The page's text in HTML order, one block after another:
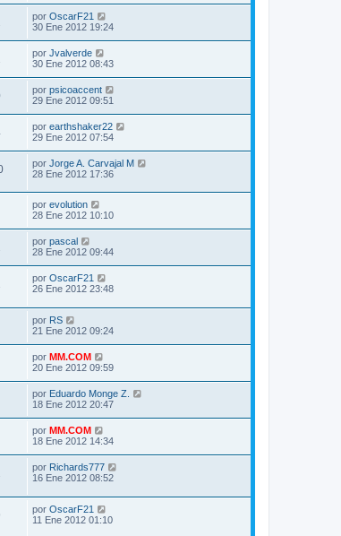
por OscarF21
30 Ene 2012 19:24
por Jvalverde
30 Ene 2012 08:43
por psicoaccent
29 Ene 2012 09:51
por earthshaker22
29 Ene 2012 07:54
por Jorge A. Carvajal M
28 Ene 2012 17:36
por evolution
28 Ene 2012 10:10
por pascal
28 Ene 2012 09:44
por OscarF21
26 Ene 2012 23:48
por RS
21 Ene 2012 09:24
por MM.COM
20 Ene 2012 09:59
por Eduardo Monge Z.
18 Ene 2012 20:47
por MM.COM
18 Ene 2012 14:34
por Richards777
16 Ene 2012 08:52
por OscarF21
11 Ene 2012 01:10